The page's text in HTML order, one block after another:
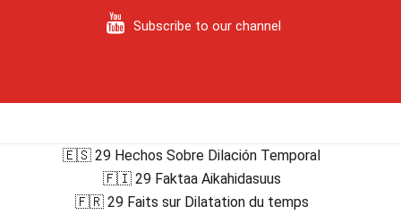
Subscribe to our channel
🇪🇸 29 Hechos Sobre Dilación Temporal
🇫🇮 29 Faktaa Aikahidasuus
🇫🇷 29 Faits sur Dilatation du temps